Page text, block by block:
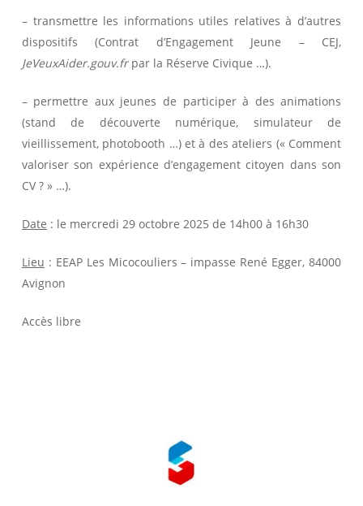
– transmettre les informations utiles relatives à d’autres
dispositifs (Contrat d’Engagement Jeune – CEJ,
JeVeuxAider.gouv.frpar la Réserve Civique …).
– permettre aux jeunes de participer à des animations
(stand de découverte numérique, simulateur de
vieillissement, photobooth …) et à des ateliers (« Comment
valoriser son expérience d’engagement citoyen dans son
CV ? » …).
Date : le mercredi 29 octobre 2025 de 14h00 à 16h30
Lieu : EEAP Les Micocouliers – impasse René Egger, 84000
Avignon
Accès libre